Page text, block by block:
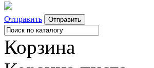
Отправить
Корзина